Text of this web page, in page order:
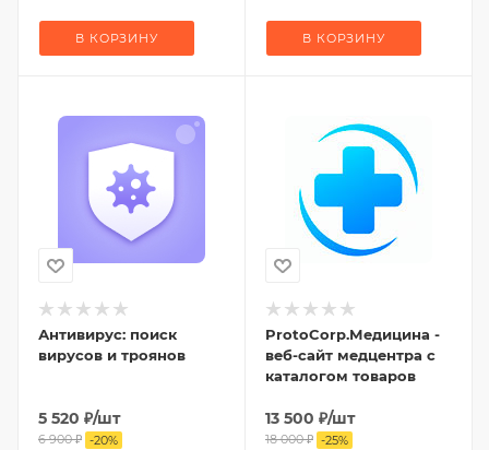
В КОРЗИНУ В КОРЗИНУ
Антивирус: поиск
вирусов и троянов
5 520 ₽/шт
6 900₽ -20%
ProtoCorp.Медицина -
веб-сайт медцентра с
каталогом товаров
13 500 ₽/шт
18 000₽ -25%